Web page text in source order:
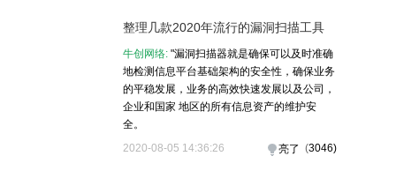
整理几款2020年流行的漏洞扫描工具
牛创网络: "漏洞扫描器就是确​​保可以及时准确
地检测信息平台基础架构的安全性，确保业务
的平稳发展，业务的高效快速发展以及公司，
企业和国家 地区的所有信息资产的维护安
全。
2020-08-05 14:36:26
)
3046
(
亮了